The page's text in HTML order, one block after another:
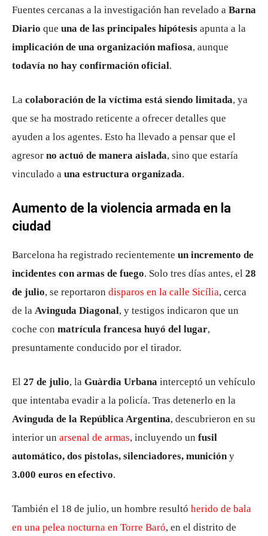
Fuentes cercanas a la investigación han revelado a Barna
Diario que una de las principales hipótesis apunta a la
implicación de una organización mafiosa, aunque
todavía no hay confirmación oficial.
La colaboración de la víctima está siendo limitada, ya
que se ha mostrado reticente a ofrecer detalles que
ayuden a los agentes. Esto ha llevado a pensar que el
agresor no actuó de manera aislada, sino que estaría
vinculado a una estructura organizada.
Aumento de la violencia armada en la
ciudad
Barcelona ha registrado recientemente un incremento de
incidentes con armas de fuego. Solo tres días antes, el 28
de julio, se reportaron disparos en la calle Sicília, cerca
de la Avinguda Diagonal, y testigos indicaron que un
coche con matrícula francesa huyó del lugar,
presuntamente conducido por el tirador.
El 27 de julio, la Guàrdia Urbana interceptó un vehículo
que intentaba evadir a la policía. Tras detenerlo en la
Avinguda de la República Argentina, descubrieron en su
interior un arsenal de armas, incluyendo un fusil
automático, dos pistolas, silenciadores, munición y
3.000 euros en efectivo.
También el 18 de julio, un hombre resultó herido de bala
en una pelea nocturna en Torre Baró, en el distrito de